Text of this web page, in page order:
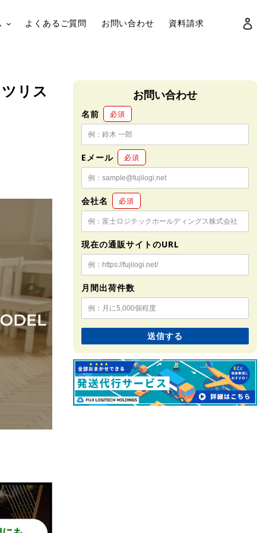
よくあるご質問 お問い合わせ 資料請求
検索
リス お問い合わせ
名前 必須
Eメール 必須
会社名 必須
現在の通販サイトのURL
月間出荷件数